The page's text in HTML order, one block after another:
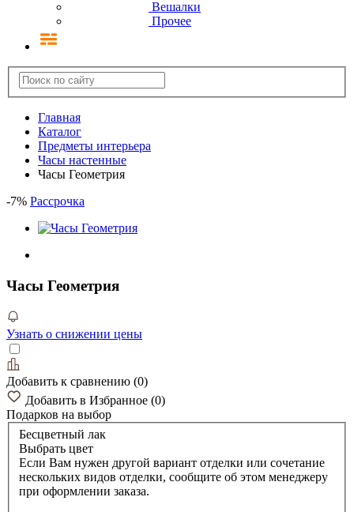
Вешалки
Прочее
Главная
Каталог
Предметы интерьера
Часы настенные
Часы Геометрия
-7% Рассрочка
Часы Геометрия
Узнать о снижении цены
Добавить к сравнению (0)
Добавить в Избранное (0)
Подарков на выбор
Бесцветный лак
Выбрать цвет
Если Вам нужен другой вариант отделки или сочетание
нескольких видов отделки, сообщите об этом менеджеру
при оформлении заказа.